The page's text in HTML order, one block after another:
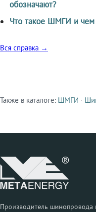
обозначают?
Что такое ШМГИ и
Вся справка →
Смежные
Также в каталоге: ШМГИ ·
Производитель шинопровода